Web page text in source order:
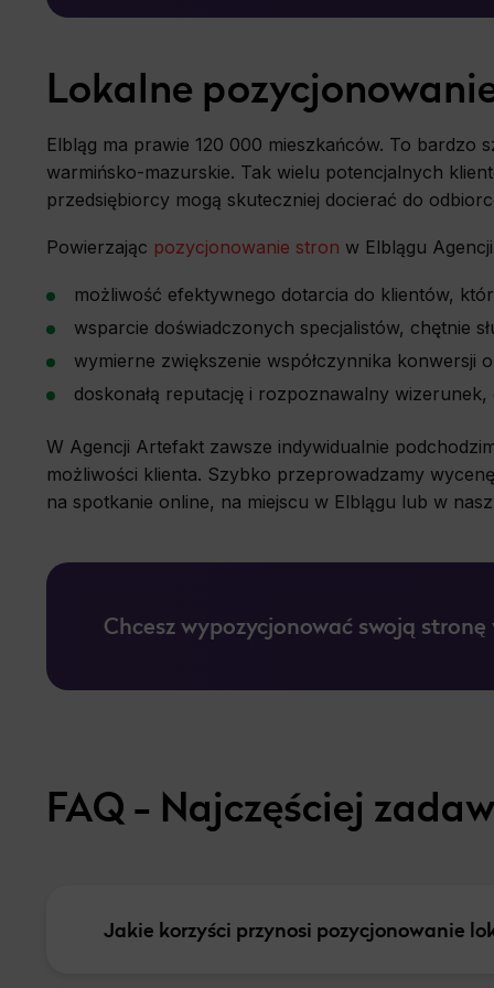
measure
Scope
habits
websites,
Lokalne
Elbląg ma prawie 120 000 mieszkańców. To
warmińsko-mazurskie. Tak wielu potencjalnych
przedsiębiorcy mogą skuteczniej docierać do
Powierzając pozycjonowanie stron w Elblągu
możliwość efektywnego dotarcia do klientów,
wsparcie doświadczonych specjalistów, chętnie
wymierne zwiększenie współczynnika konwersji
doskonałą reputację i rozpoznawalny
W Agencji Artefakt zawsze indywidualnie
możliwości klienta. Szybko przeprowadzamy
na spotkanie online, na miejscu w Elblągu lub w
Chcesz wypozycjonować swoją stronę
FAQ - Najczęściej
Jakie korzyści przynosi pozycjonowanie